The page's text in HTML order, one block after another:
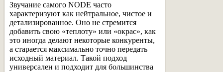
Звучание самого NODE часто
характеризуют как нейтральное, чистое и
детализированное. Оно не стремится
добавить свою «теплоту» или «окрас», как
это иногда делают некоторые конкуренты,
а старается максимально точно передать
исходный материал. Такой подход
универсален и подходит для большинства